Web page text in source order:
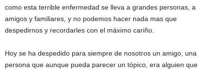
como esta terrible enfermedad se lleva a grandes personas, a
amigos y familiares, y no podemos hacer nada mas que
despedirnos y recordarles con el máximo cariño.
Hoy se ha despedido para siempre de nosotros un amigo, una
persona que aunque pueda parecer un tópico, era alguien que